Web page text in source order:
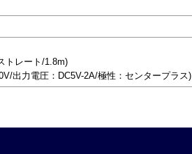
トレート/1.8m)
出力電圧：DC5V-2A/極性：センタープラス)